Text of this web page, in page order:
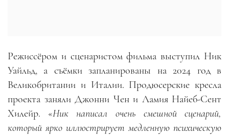
Режиссёром и сценаристом фильма выступил Ник
Уайльд, а съёмки запланированы на 2024 год в
Великобритании и Италии. Продюсерские кресла
проекта заняли Джонни Чен и Ламия Найеб-Сент
Хилейр. «Ник написал очень смешной сценарий,
который ярко иллюстрирует медленную психическую